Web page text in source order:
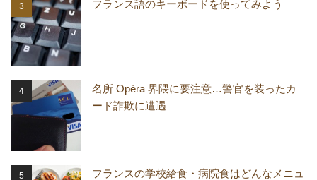
フランス語のキーボードを使ってみよう
名所 Opéra 界隈に要注意…警官を装ったカ
ード詐欺に遭遇
フランスの学校給食・病院食はどんなメニュ